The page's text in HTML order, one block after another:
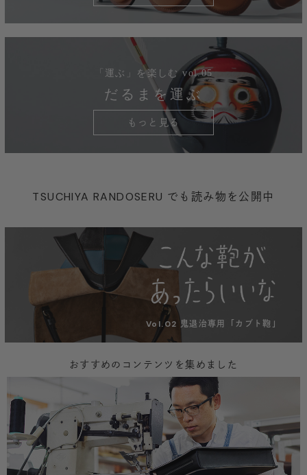
「運ぶ」を楽しむ vol.05
だるまを運ぶ
もっと見る
TSUCHIYA RANDOSERU でも読み物を公開中
Vol.02 鬼退治専用「カブト鞄」
おすすめのコンテンツを集めました